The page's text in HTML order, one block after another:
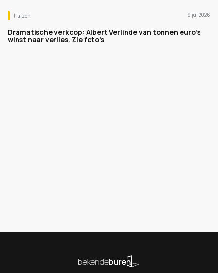
Huizen 9 jul 2026
Dramatische verkoop: Albert Verlinde van tonnen euro's
winst naar verlies. Zie foto's